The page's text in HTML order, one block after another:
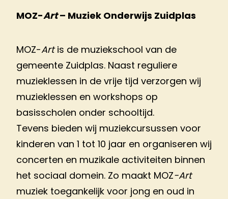
MOZ-Art– Muziek Onderwijs Zuidplas
MOZ-Artis de muziekschool van de
gemeente Zuidplas. Naast reguliere
muzieklessen in de vrije tijd verzorgen wij
muzieklessen en workshops op
basisscholen onder schooltijd.
Tevens bieden wij muziekcursussen voor
kinderen van 1 tot 10 jaar en organiseren wij
concerten en muzikale activiteiten binnen
het sociaal domein. Zo maakt MOZ-Art
muziek toegankelijk voor jong en oud in